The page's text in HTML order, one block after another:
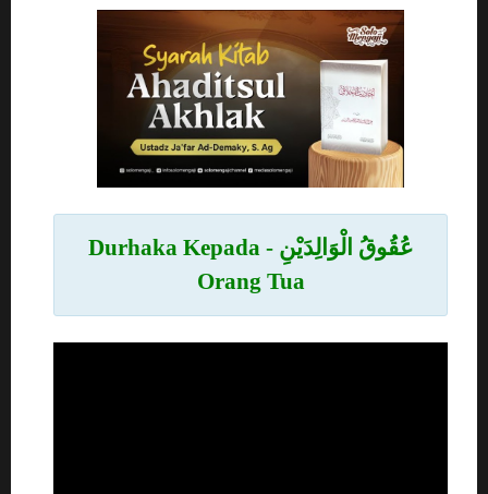
عُقُوقُ الْوَالِدَيْنِ - Durhaka Kepada
Orang Tua